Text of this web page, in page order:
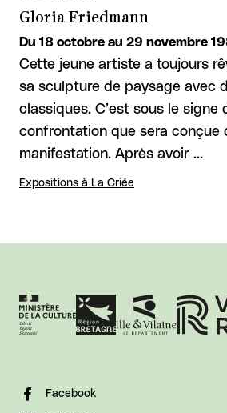
Gloria Friedmann
Du 18 octobre au 29 novembre
Cette jeune artiste a toujours
sa sculpture de paysage avec
classiques. C’est sous le signe
confrontation que sera conçue
manifestation. Après avoir …
Expositions à La Criée
Facebook